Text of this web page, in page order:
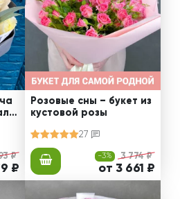
₽
₽
Розовые сны – букет из
кустовой розы
27
-3% 3 774 ₽
от 3 661 ₽